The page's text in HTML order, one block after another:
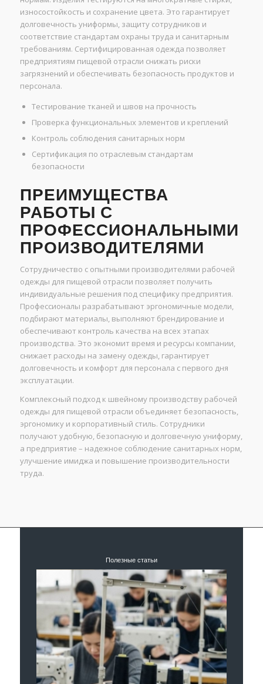
износостойкость и сохранение цвета. Это гарантирует
долговечность униформы, защиту сотрудников и
соответствие стандартам охраны труда и санитарным
требованиям. Сертифицированная одежда позволяет
предприятиям пищевой отрасли снижать риски
загрязнений и обеспечивать безопасность продуктов и
персонала.
Тестирование тканей и швов на прочность
Проверка функциональных элементов и креплений
Контроль соблюдения санитарных норм
Сертификация по отраслевым стандартам
безопасности
ПРЕИМУЩЕСТВА
РАБОТЫ С
ПРОФЕССИОНАЛЬНЫМИ
ПРОИЗВОДИТЕЛЯМИ
Сотрудничество с опытными производителями рабочей
одежды для пищевой отрасли позволяет получить
индивидуальные решения под специфику предприятия.
Профессионалы разрабатывают эргономичные модели,
подбирают материалы, выполняют брендирование и
обеспечивают контроль качества на всех этапах
производства. Это экономит время и ресурсы компании,
снижает расходы на замену одежды, гарантирует
долговечность и комфорт для персонала с первого дня
эксплуатации.
Комплексный подход к швейному производству рабочей
одежды для пищевой отрасли объединяет безопасность,
эргономику и корпоративный стиль. Сотрудники
получают удобную, безопасную и долговечную униформу,
а предприятие – надежное соблюдение санитарных норм,
улучшение имиджа и повышение производительности
труда.
Полезные статьи